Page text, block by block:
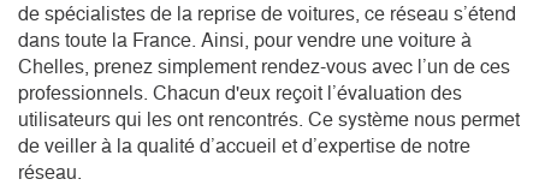
de spécialistes de la reprise de voitures, ce réseau s’étend
dans toute la France. Ainsi, pour vendre une voiture à
Chelles, prenez simplement rendez-vous avec l’un de ces
professionnels. Chacun d'eux reçoit l’évaluation des
utilisateurs qui les ont rencontrés. Ce système nous permet
de veiller à la qualité d’accueil et d’expertise de notre
réseau.